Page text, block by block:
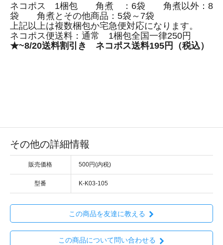
ネコポス 1梱包 角煮 ：6袋 角煮以外：8
袋 角煮とその他商品：5袋～7袋
上記以上は複数梱包か宅急便対応になります。
ネコポス便送料：通常 1梱包全国一律250円
★~8/20送料割引き ネコポス送料195円（税込）
その他の詳細情報
販売価格 500円(内税)
型番 K-K03-105
この商品を友達に教える
この商品について問い合わせる